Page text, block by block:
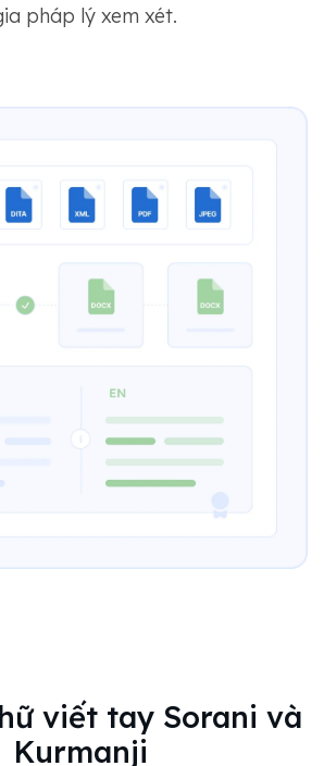
pháp lý xem xét.
viết tay Sorani và
Kurmanji